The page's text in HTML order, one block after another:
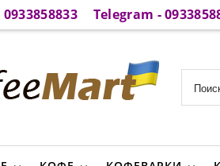
Telegram -